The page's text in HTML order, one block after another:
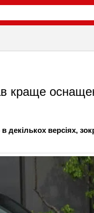
краще
декількох версіях,